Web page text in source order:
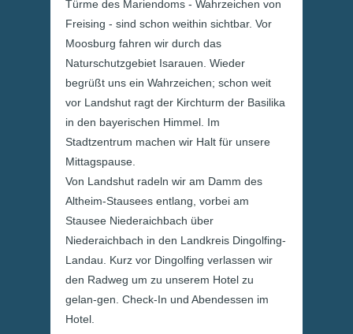
Türme des Mariendoms - Wahrzeichen von
Freising - sind schon weithin sichtbar. Vor
Moosburg fahren wir durch das
Naturschutzgebiet Isarauen. Wieder
begrüßt uns ein Wahrzeichen; schon weit
vor Landshut ragt der Kirchturm der Basilika
in den bayerischen Himmel. Im
Stadtzentrum machen wir Halt für unsere
Mittagspause.
Von Landshut radeln wir am Damm des
Altheim-Stausees entlang, vorbei am
Stausee Niederaichbach über
Niederaichbach in den Landkreis Dingolfing-
Landau. Kurz vor Dingolfing verlassen wir
den Radweg um zu unserem Hotel zu
gelan-gen. Check-In und Abendessen im
Hotel.